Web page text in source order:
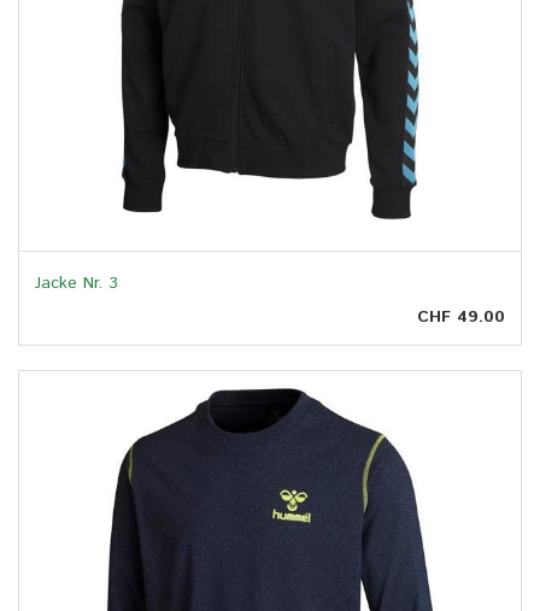
Jacke Nr. 3
CHF 49.00